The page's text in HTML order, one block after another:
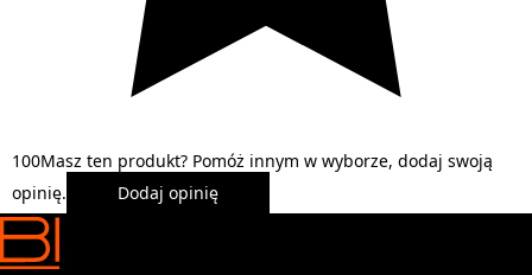
100Masz ten produkt? Pomóż innym w wyborze, dodaj swoją
opinię.
Dodaj opinię